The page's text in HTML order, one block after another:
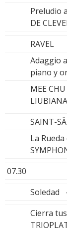
Preludio
DE
RAVEL
Adaggio
piano y
MEE
SAINT-
La
07.30
Soledad
Cierra